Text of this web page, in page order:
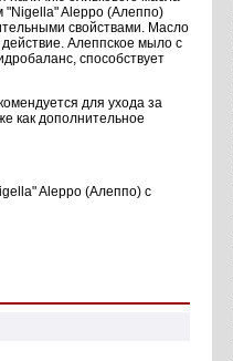
Aleppo (Алеппо)
свойствами. Масло
Алеппское мыло с
способствует
для ухода за
как дополнительное
Aleppo (Алеппо) с